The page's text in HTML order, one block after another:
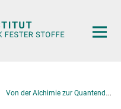
Von der Alchimie zur Quantendynamik